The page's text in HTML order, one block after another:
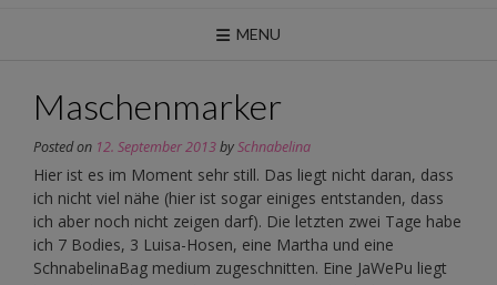
MENU
Maschenmarker
Posted on 12. September 2013bySchnabelina
Hier ist es im Moment sehr still. Das liegt nicht daran, dass
ich nicht viel nähe (hier ist sogar einiges entstanden, dass
ich aber noch nicht zeigen darf). Die letzten zwei Tage habe
ich 7 Bodies, 3 Luisa-Hosen, eine Martha und eine
SchnabelinaBag medium zugeschnitten. Eine JaWePu liegt